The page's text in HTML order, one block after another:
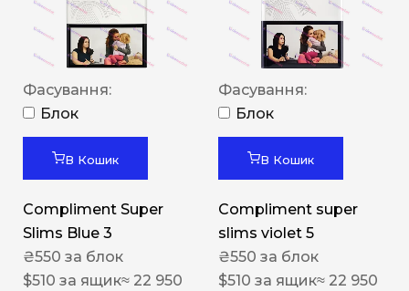
Фасування:
Блок
В Кошик
Compliment Super
Slims Blue 3
₴550 за блок
$510 за ящик≈ 22 950
Фасування:
Блок
В Кошик
Compliment super
slims violet 5
₴550 за блок
$510 за ящик≈ 22 950